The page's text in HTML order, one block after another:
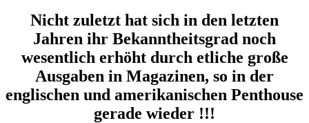
Nicht zuletzt hat sich in den letzten
Jahren ihr Bekanntheitsgrad noch
wesentlich erhöht durch etliche große
Ausgaben in Magazinen, so in der
englischen und amerikanischen Penthouse
gerade wieder !!!